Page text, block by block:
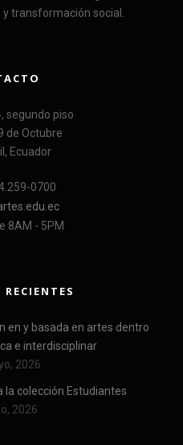
transformación social.
segundo piso
de Octubre
Ecuador
0700
8AM - 5PM
en y basada en artes dentro
e interdisciplinar
2026
colección Estudiantes
2026